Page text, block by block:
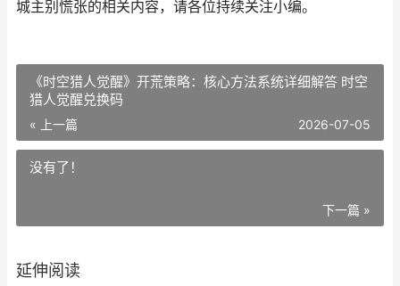
城主别慌张的相关内容，请各位持续关注小编。
《时空猎人觉醒》开荒策略：核心方法系统详细解答 时空
猎人觉醒兑换码
« 上一篇 2026-07-05
没有了！
下一篇 »
延伸阅读